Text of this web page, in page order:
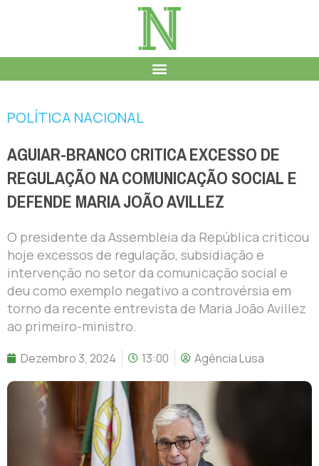
POLÍTICA NACIONAL
AGUIAR-BRANCO CRITICA EXCESSO DE
REGULAÇÃO NA COMUNICAÇÃO SOCIAL E
DEFENDE MARIA JOÃO AVILLEZ
O presidente da Assembleia da República criticou
hoje excessos de regulação, subsidiação e
intervenção no setor da comunicação social e
deu como exemplo negativo a controvérsia em
torno da recente entrevista de Maria João Avillez
ao primeiro-ministro.
Dezembro 3, 2024 13:00 Agência Lusa